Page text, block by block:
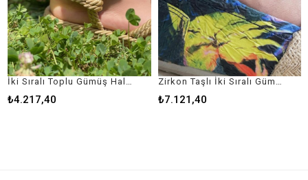
İki Sıralı Toplu Gümüş Halhal Zirkon Taşlı İki Sıralı Gümüş Halhal
₺7.121,40